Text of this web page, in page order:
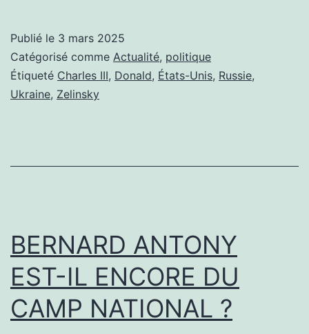
PAROLE
S’EST
POUR
Publié le 3 mars 2025
Catégorisé comme Actualité, politique
Étiqueté Charles III, Donald, États-Unis, Russie,
Ukraine, Zelinsky
BERNARD ANTONY
EST-IL ENCORE DU
CAMP NATIONAL ?